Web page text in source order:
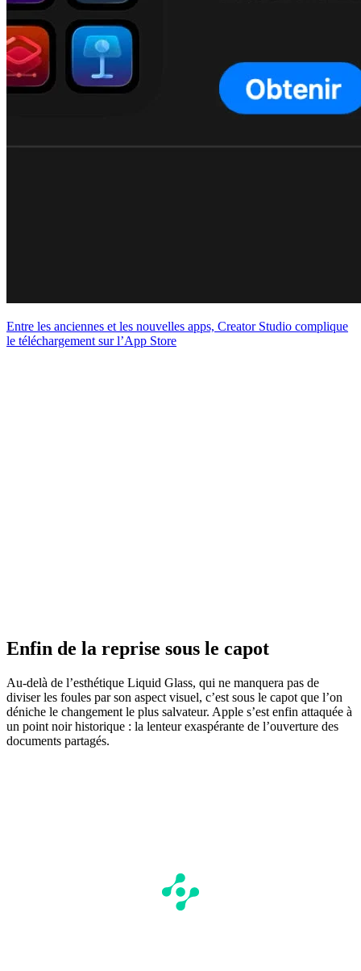
Entre les anciennes et les nouvelles apps, Creator Studio complique
le téléchargement sur l’App Store
Enfin de la reprise sous le capot
Au-delà de l’esthétique Liquid Glass, qui ne manquera pas de
diviser les foules par son aspect visuel, c’est sous le capot que l’on
déniche le changement le plus salvateur. Apple s’est enfin attaquée à
un point noir historique : la lenteur exaspérante de l’ouverture des
documents partagés.